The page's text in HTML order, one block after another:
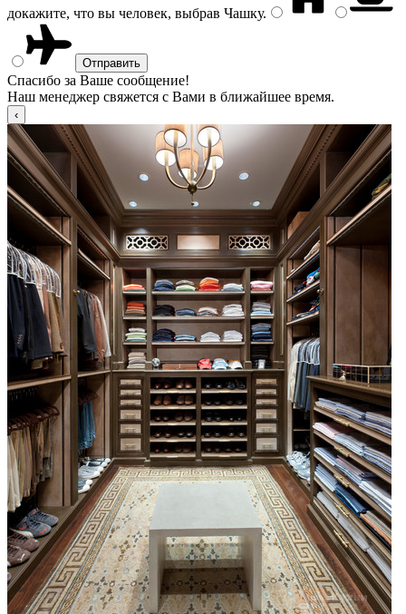
докажите, что вы человек, выбрав Чашку.
Спасибо за Ваше сообщение!
Наш менеджер свяжется с Вами в ближайшее время.